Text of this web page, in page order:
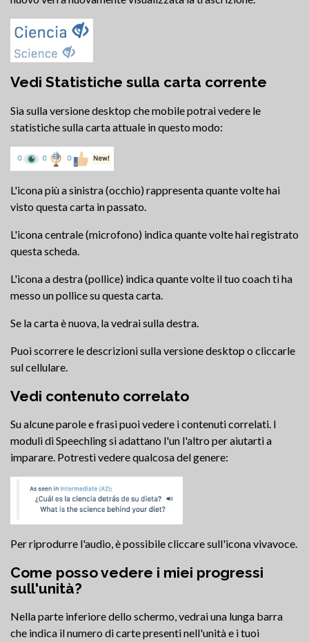
Vedi Statistiche sulla carta corrente
Sia sulla versione desktop che mobile potrai vedere le
statistiche sulla carta attuale in questo modo:
L'icona più a sinistra (occhio) rappresenta quante volte hai
visto questa carta in passato.
L'icona centrale (microfono) indica quante volte hai registrato
questa scheda.
L'icona a destra (pollice) indica quante volte il tuo coach ti ha
messo un pollice su questa carta.
Se la carta è nuova, la vedrai sulla destra.
Puoi scorrere le descrizioni sulla versione desktop o cliccarle
sul cellulare.
Vedi contenuto correlato
Su alcune parole e frasi puoi vedere i contenuti correlati. I
moduli di Speechling si adattano l'un l'altro per aiutarti a
imparare. Potresti vedere qualcosa del genere:
Per riprodurre l'audio, è possibile cliccare sull'icona vivavoce.
Come posso vedere i miei progressi
sull'unità?
Nella parte inferiore dello schermo, vedrai una lunga barra
che indica il numero di carte presenti nell'unità e i tuoi